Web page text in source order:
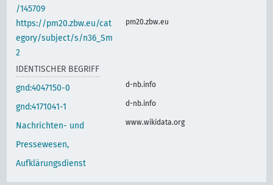
/145709
https://pm20.zbw.eu/cat
egory/subject/s/n36_Sm
2
pm20.zbw.eu
IDENTISCHER BEGRIFF
gnd:4047150-0
d-nb.info
gnd:4171041-1 d-nb.info
Nachrichten- und
Pressewesen,
Aufklärungsdienst
www.wikidata.org